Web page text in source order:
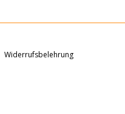
Widerrufsbelehrung